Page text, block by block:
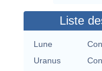
Liste
Lune
Uranus